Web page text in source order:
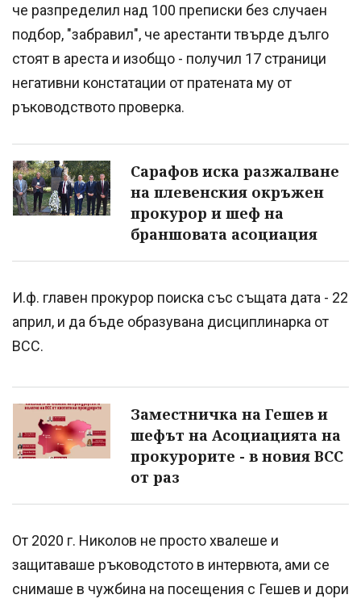
че разпределил над 100 преписки без случаен
подбор, "забравил", че арестанти твърде дълго
стоят в ареста и изобщо - получил 17 страници
негативни констатации от пратената му от
ръководството проверка.
Сарафов иска разжалване
на плевенския окръжен
прокурор и шеф на
браншовата асоциация
И.ф. главен прокурор поиска със същата дата - 22
април, и да бъде образувана дисциплинарка от
ВСС.
Заместничка на Гешев и
шефът на Асоциацията на
прокурорите - в новия ВСС
от раз
От 2020 г. Николов не просто хвалеше и
защитаваше ръководстото в интервюта, ами се
снимаше в чужбина на посещения с Гешев и дори